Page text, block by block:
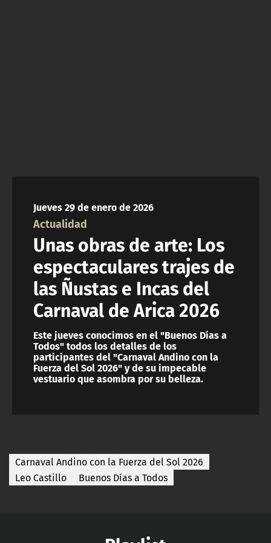
Jueves 29 de enero de 2026
Actualidad
Unas obras de arte: Los
espectaculares trajes de
las Ñustas e Incas del
Carnaval de Arica 2026
Este jueves conocimos en el "Buenos Días a
Todos" todos los detalles de los
participantes del "Carnaval Andino con la
Fuerza del Sol 2026" y de su impecable
vestuario que asombra por su belleza.
Carnaval Andino con la Fuerza del Sol 2026
Leo Castillo
Buenos Días a Todos